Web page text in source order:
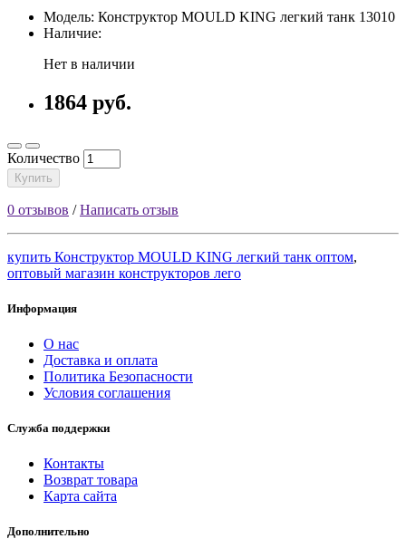
Модель: Конструктор MOULD KING легкий танк 13010
Наличие:
Нет в наличии
1864 руб.
Количество
Купить
0 отзывов /Написать отзыв
купить Конструктор MOULD KING легкий танк оптом,
оптовый магазин конструкторов лего
Информация
О нас
Доставка и оплата
Политика Безопасности
Условия соглашения
Служба поддержки
Контакты
Возврат товара
Карта сайта
Дополнительно